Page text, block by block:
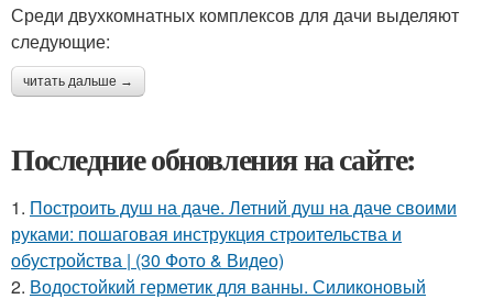
Среди двухкомнатных комплексов для дачи выделяют
следующие:
читать дальше →
Последние обновления на сайте:
1. Построить душ на даче. Летний душ на даче своими
руками: пошаговая инструкция строительства и
обустройства | (30 Фото & Видео)
2. Водостойкий герметик для ванны. Силиконовый